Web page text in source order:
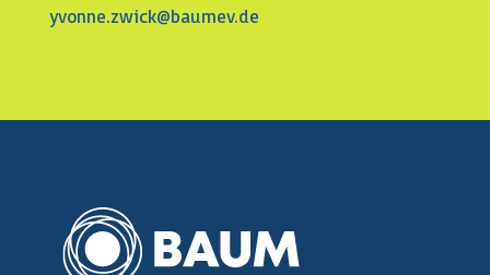
yvonne.zwick@baumev.de